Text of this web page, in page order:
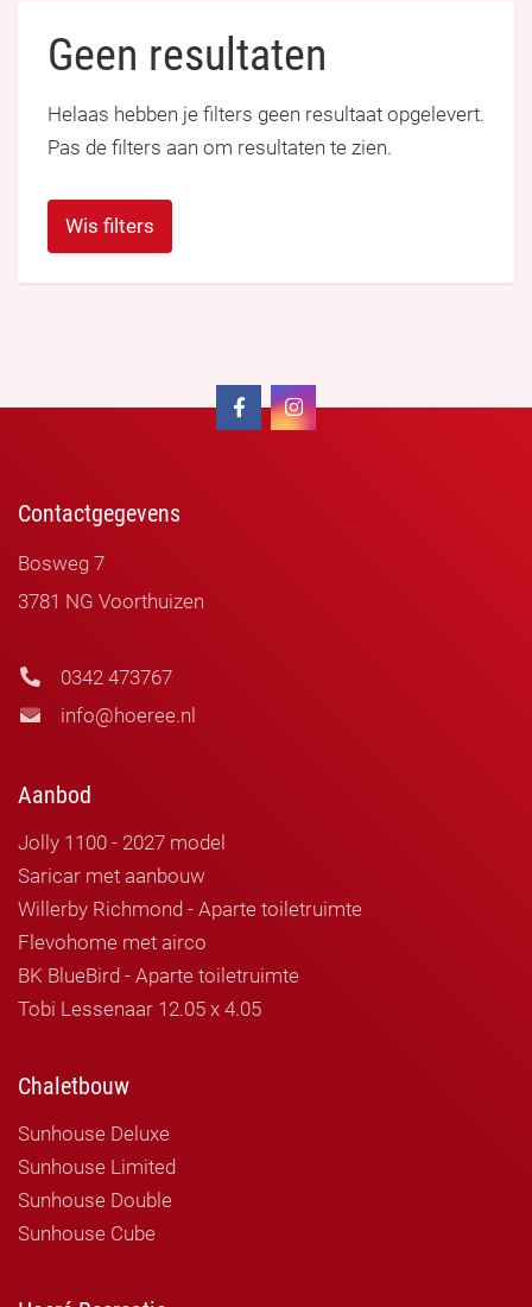
Geen resultaten
Helaas hebben je filters geen resultaat opgelevert.
Pas de filters aan om resultaten te zien.
Wis filters
Contactgegevens
Bosweg 7
3781 NG Voorthuizen
0342 473767
info@hoeree.nl
Aanbod
Jolly 1100 - 2027 model
Saricar met aanbouw
Willerby Richmond - Aparte toiletruimte
Flevohome met airco
BK BlueBird - Aparte toiletruimte
Tobi Lessenaar 12.05 x 4.05
Chaletbouw
Sunhouse Deluxe
Sunhouse Limited
Sunhouse Double
Sunhouse Cube